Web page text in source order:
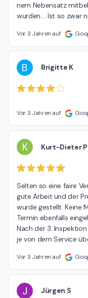
nem Nebensatz
wurden.... Ist so zwar
Vor 3 Jahren auf
B Brigitte K
Vor 3 Jahren auf
K Kurt-Dieter P
Selten so eine faire
gute Arbeit und der
wurde gestellt. Keine
Termin ebenfalls
Nach der 3.
je von dem Service
Vor 3 Jahren auf
J Jürgen S